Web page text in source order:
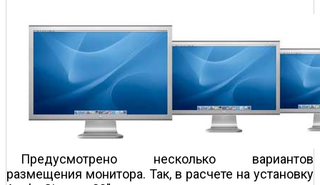
Предусмотрено несколько вариантов
размещения монитора. Так, в расчете на установку